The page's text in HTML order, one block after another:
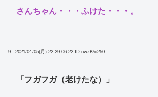
さんちゃん・・・ふけた・・・。
9 : 2021/04/05(月) 22:29:06.22 ID:uwzK/o250
「フガフガ（老けたな）」